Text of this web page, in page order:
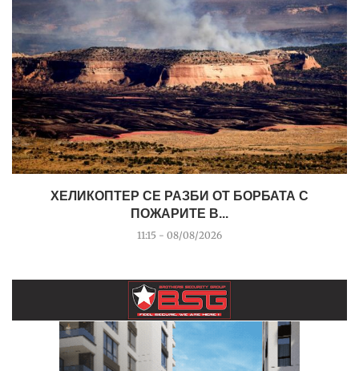
ХЕЛИКОПТЕР СЕ РАЗБИ ОТ БОРБАТА С
ПОЖАРИТЕ В...
11:15 - 08/08/2026